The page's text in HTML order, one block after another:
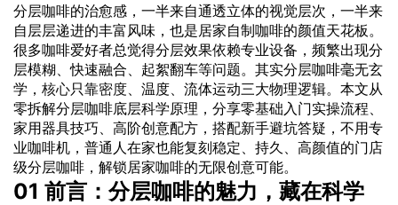
分层咖啡的治愈感，一半来自通透立体的视觉层次，一半来
自层层递进的丰富风味，也是居家自制咖啡的颜值天花板。
很多咖啡爱好者总觉得分层效果依赖专业设备，频繁出现分
层模糊、快速融合、起絮翻车等问题。其实分层咖啡毫无玄
学， 核心只靠密度 、温度、流体运动三大物理逻辑。本文从
零拆解分层咖啡底层科学原理，分享零基础入门实操流程、
家用器具技巧、高阶创意配方，搭配新手避坑答疑，不用专
业咖啡机，普通人在家也能复刻稳定、持久、高颜值的门店
级分层咖啡，解锁居家咖啡的无限创意可能。
01 前言：分层咖啡的魅力，藏在科学